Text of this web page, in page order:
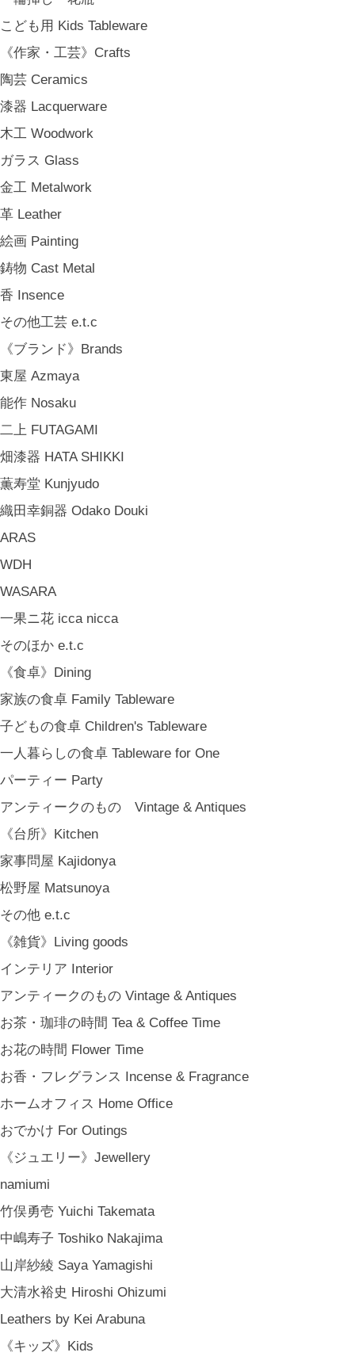
こども用 Kids Tableware
《作家・工芸》Crafts
陶芸 Ceramics
漆器 Lacquerware
木工 Woodwork
ガラス Glass
金工 Metalwork
革 Leather
絵画 Painting
鋳物 Cast Metal
香 Insence
その他工芸 e.t.c
《ブランド》Brands
東屋 Azmaya
能作 Nosaku
二上 FUTAGAMI
畑漆器 HATA SHIKKI
薫寿堂 Kunjyudo
織田幸銅器 Odako Douki
ARAS
WDH
WASARA
一果ニ花 icca nicca
そのほか e.t.c
《食卓》Dining
家族の食卓 Family Tableware
子どもの食卓 Children's Tableware
一人暮らしの食卓 Tableware for One
パーティー Party
アンティークのもの Vintage & Antiques
《台所》Kitchen
家事問屋 Kajidonya
松野屋 Matsunoya
その他 e.t.c
《雑貨》Living goods
インテリア Interior
アンティークのもの Vintage & Antiques
お茶・珈琲の時間 Tea & Coffee Time
お花の時間 Flower Time
お香・フレグランス Incense & Fragrance
ホームオフィス Home Office
おでかけ For Outings
《ジュエリー》Jewellery
namiumi
竹俣勇壱 Yuichi Takemata
中嶋寿子 Toshiko Nakajima
山岸紗綾 Saya Yamagishi
大清水裕史 Hiroshi Ohizumi
Leathers by Kei Arabuna
《キッズ》Kids
インテリア Interior
アンティークのもの Vintage & Antiques
山岸紗綾 Saya Yamagishi
大清水裕史 Hiroshi Ohizumi
絵本 Children's Books
MONSTER
《オリジナル》Original
《古道具》Vintage & Antiques
ハナレきりゅう Hanare Kiryuh
《輸入品》Imported goods
ギフト包装 Gift Wrapping
内祝い Thank You Gifts
新築祝い Housewarming Gifts
結婚祝い Wedding Gifts
結婚式の引出物 Wedding Favors
誕生日プレゼント Birthday Gifts
バレンタインデー Valentine's Day
夏 Summer
秋 Autumn
冬 Winter
《ご予約》Made to Order